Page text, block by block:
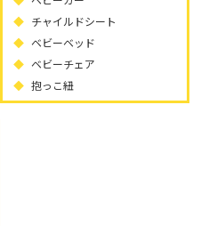
チャイルドシート
ベビーベッド
ベビーチェア
抱っこ紐